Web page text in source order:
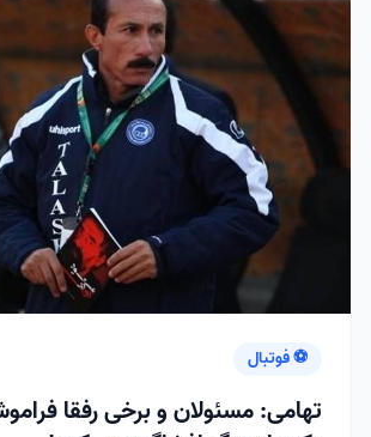
⚽ فوتبال
تهامی: مسئولان و برخی رفقا